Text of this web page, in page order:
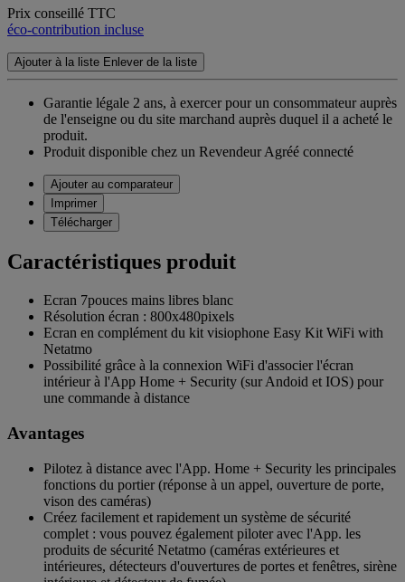
Prix conseillé TTC
éco-contribution incluse
Ajouter à la liste Enlever de la liste
Garantie légale 2 ans, à exercer pour un consommateur auprès
de l'enseigne ou du site marchand auprès duquel il a acheté le
produit.
Produit disponible chez un Revendeur Agréé connecté
Ajouter au comparateur
Imprimer
Télécharger
Caractéristiques produit
Ecran 7pouces mains libres blanc
Résolution écran : 800x480pixels
Ecran en complément du kit visiophone Easy Kit WiFi with
Netatmo
Possibilité grâce à la connexion WiFi d'associer l'écran
intérieur à l'App Home + Security (sur Andoid et IOS) pour
une commande à distance
Avantages
Pilotez à distance avec l'App. Home + Security les principales
fonctions du portier (réponse à un appel, ouverture de porte,
vison des caméras)
Créez facilement et rapidement un système de sécurité
complet : vous pouvez également piloter avec l'App. les
produits de sécurité Netatmo (caméras extérieures et
intérieures, détecteurs d'ouvertures de portes et fenêtres, sirène